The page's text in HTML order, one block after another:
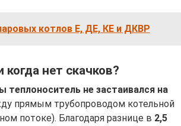
котлов Е, ДЕ, КЕ и ДКВР
нет скачков?
теплоноситель не застаивался на
прямым трубопроводом котельной
потоке). Благодаря разнице в 2,5